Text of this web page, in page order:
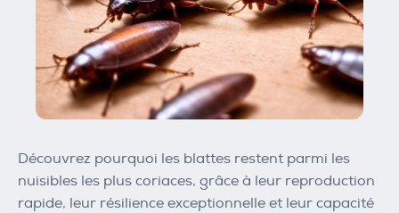
Découvrez pourquoi les blattes restent parmi les
nuisibles les plus coriaces, grâce à leur reproduction
rapide, leur résilience exceptionnelle et leur capacité